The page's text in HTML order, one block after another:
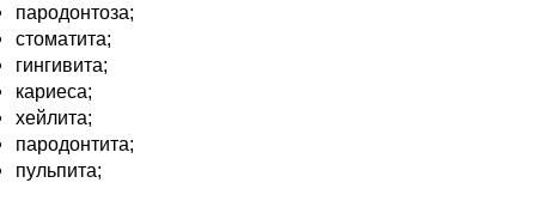
пародонтоза;
стоматита;
гингивита;
кариеса;
хейлита;
пародонтита;
пульпита;